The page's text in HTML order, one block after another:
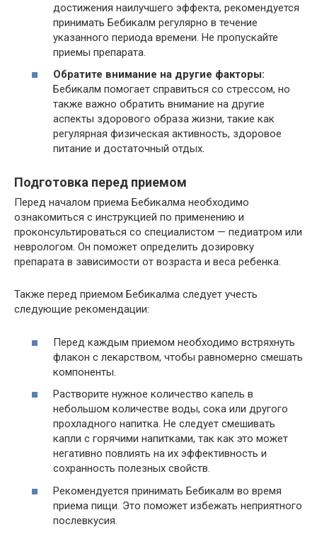
достижения наилучшего эффекта, рекомендуется
принимать Бебикалм регулярно в течение
указанного периода времени. Не пропускайте
приемы препарата.
Обратите внимание на другие факторы:
Бебикалм помогает справиться со стрессом, но
также важно обратить внимание на другие
аспекты здорового образа жизни, такие как
регулярная физическая активность, здоровое
питание и достаточный отдых.
Подготовка перед приемом
Перед началом приема Бебикалма необходимо
ознакомиться с инструкцией по применению и
проконсультироваться со специалистом — педиатром или
неврологом. Он поможет определить дозировку
препарата в зависимости от возраста и веса ребенка.
Также перед приемом Бебикалма следует учесть
следующие рекомендации:
Перед каждым приемом необходимо встряхнуть
флакон с лекарством, чтобы равномерно смешать
компоненты.
Растворите нужное количество капель в
небольшом количестве воды, сока или другого
прохладного напитка. Не следует смешивать
капли с горячими напитками, так как это может
негативно повлиять на их эффективность и
сохранность полезных свойств.
Рекомендуется принимать Бебикалм во время
приема пищи. Это поможет избежать неприятного
послевкусия.